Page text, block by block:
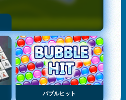
バブルヒット